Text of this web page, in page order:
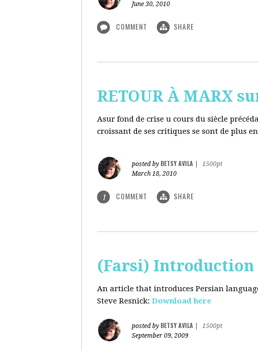
June 30, 2010
COMMENT SHARE
RETOUR À MARX
Asur fond de crise u cours du siècle
croissant de ses critiques se sont de plus
posted by BETSY AVILA
1500pt
March 18, 2010
1 COMMENT SHARE
(Farsi) Introduction
An article that introduces Persian
Steve Resnick: Download here
posted by BETSY AVILA
1500pt
September 09, 2009